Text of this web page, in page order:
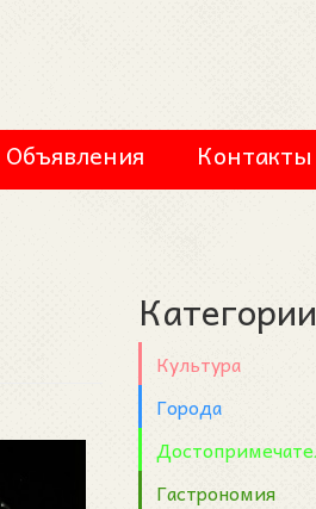
Объявления Контакты
Категории
Культура
Города
Гастрономия